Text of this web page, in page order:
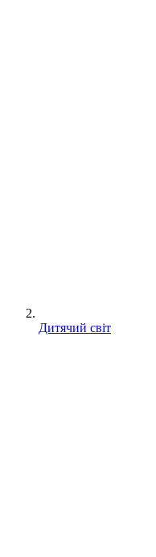
Дитячий світ